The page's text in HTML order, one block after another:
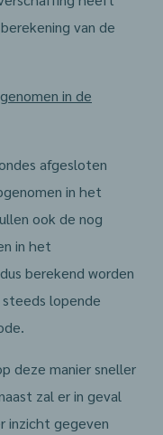
van de
in de
afgesloten
in het
ook de nog
in het
berekend worden
lopende
deze manier sneller
zal er in geval
inzicht gegeven